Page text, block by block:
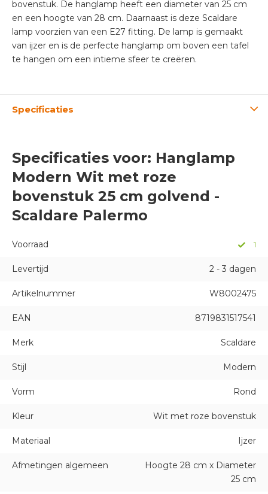
bovenstuk. De hanglamp heeft een diameter van 25 cm
en een hoogte van 28 cm. Daarnaast is deze Scaldare
lamp voorzien van een E27 fitting. De lamp is gemaakt
van ijzer en is de perfecte hanglamp om boven een tafel
te hangen om een intieme sfeer te creëren.
Specificaties
Specificaties voor: Hanglamp
Modern Wit met roze
bovenstuk 25 cm golvend -
Scaldare Palermo
Voorraad 1
Levertijd 2 - 3 dagen
Artikelnummer W8002475
EAN 8719831517541
Merk Scaldare
Stijl Modern
Vorm Rond
Kleur Wit met roze bovenstuk
Materiaal Ijzer
Afmetingen algemeen
Hoogte 28 cm x Diameter
25 cm